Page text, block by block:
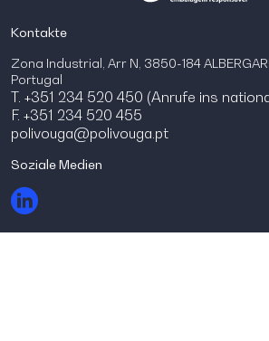
Kontakte
Zona Industrial, Arr N, 3850-184
Portugal
T. +351 234 520 450 (Anrufe ins
F. +351 234 520 455
polivouga@polivouga.pt
Soziale Medien